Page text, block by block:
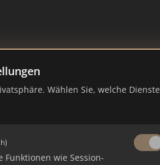
Wählen Sie, welche Dienste
Funktionen wie Session-
2026